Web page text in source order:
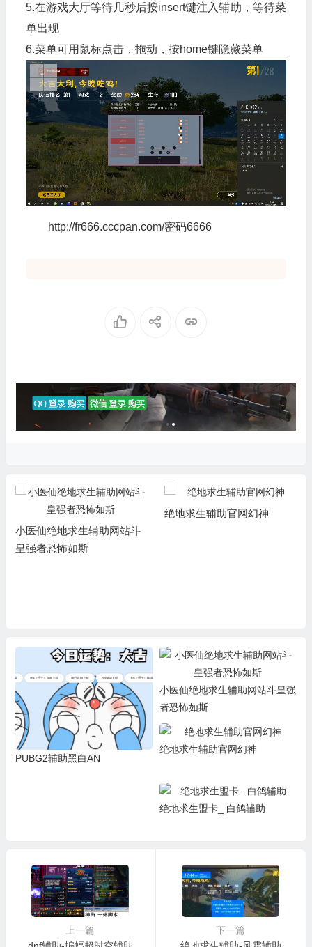
5.在游戏大厅等待几秒后按insert键注入辅助，等待菜
单出现
6.菜单可用鼠标点击，拖动，按home键隐藏菜单
http://fr666.cccpan.com/密码6666
小医仙绝地求生辅助网站斗
皇强者恐怖如斯
绝地求生辅助官网幻神
PUBG2辅助黑白AN
小医仙绝地求生辅助网站斗皇强
者恐怖如斯
绝地求生辅助官网幻神
绝地求生盟卡_ 白鸽辅助
上一篇
下一篇